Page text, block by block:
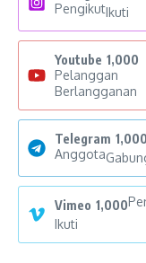
PengikutIkuti
Youtube 1,000
Pelanggan
Berlangganan
Telegram 1,000
Anggota
Vimeo 1,000
Ikuti